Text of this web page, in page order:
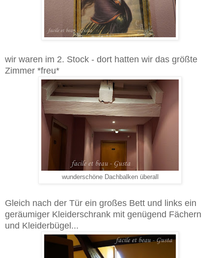
wir waren im 2. Stock - dort hatten wir das größte
Zimmer *freu*
wunderschöne Dachbalken überall
Gleich nach der Tür ein großes Bett und links ein
geräumiger Kleiderschrank mit genügend Fächern
und Kleiderbügel...